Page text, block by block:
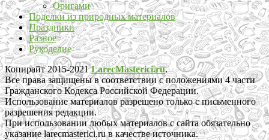
Оригами
Поделки из природных материалов
Праздники
Разное
Рукоделие
Копирайт 2015-2021LarecMasterici.ru.
Все права защищены в соответствии с положениями 4 части
Гражданского Кодекса Российской Федерации.
Использование материалов разрешено только с письменного
разрешения редакции.
При использовании любых материалов с сайта обязательно
указание larecmasterici.ru в качестве источника.